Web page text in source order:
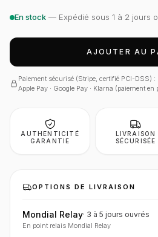
En stock — Expédié sous 1 à 2 jours
AJOUTER AU
Paiement sécurisé (Stripe, certifié PCI-DSS) :
Apple Pay · Google Pay · Klarna (paiement
AUTHENTICITÉ
GARANTIE
LIVRAISON
SÉCURISÉE
OPTIONS DE LIVRAISON
Mondial Relay· 3 à 5 jours ouvrés
En point relais Mondial Relay